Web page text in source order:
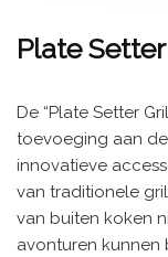
Plate
De “Plate Setter
toevoeging aan
innovatieve
van traditionele
van buiten koken
avonturen kunnen